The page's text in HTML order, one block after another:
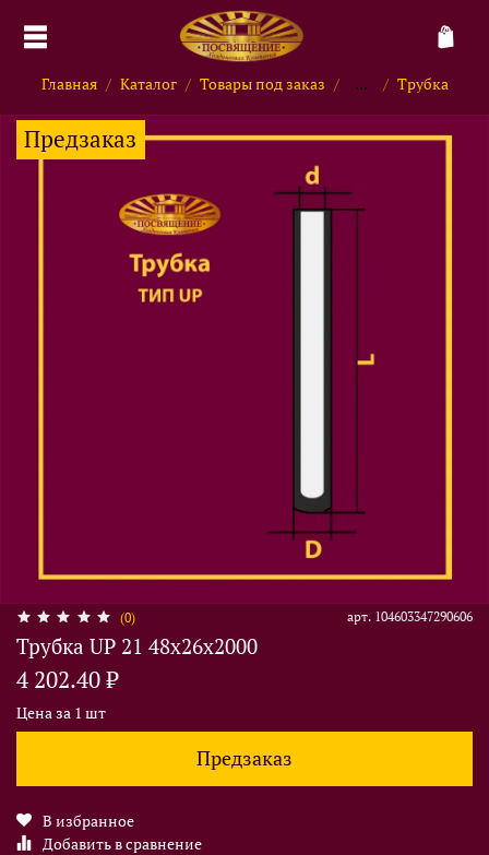
Главная Каталог Товары под заказ ... Трубка
Предзаказ
(0) арт. 104603347290606
Трубка UP 21 48х26х2000
4 202.40 ₽
Цена за 1 шт
Предзаказ
В избранное
Добавить в сравнение